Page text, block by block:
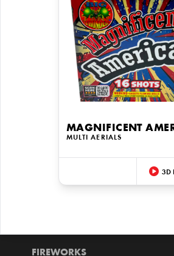
MAGNIFICENT
MULTI AERIALS
3D
FIREWORKS